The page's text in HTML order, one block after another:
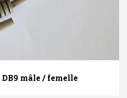
DB9 mâle / femelle